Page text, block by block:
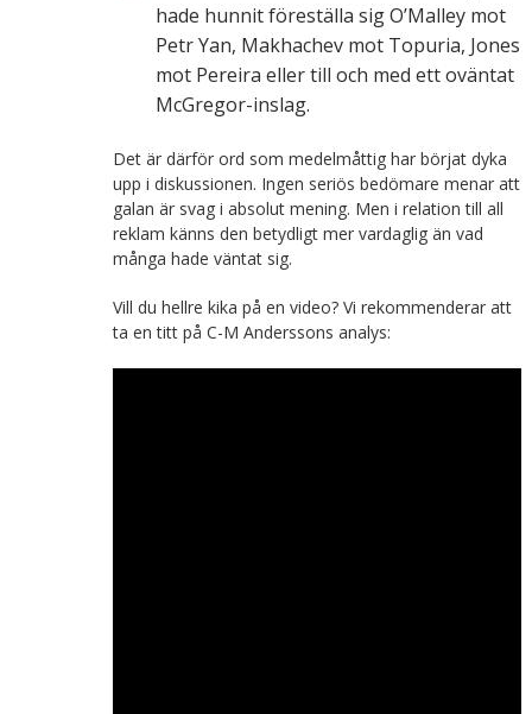
hade hunnit föreställa sig O’Malley mot
Petr Yan, Makhachev mot Topuria, Jones
mot Pereira eller till och med ett oväntat
McGregor-inslag.
Det är därför ord som medelmåttig har börjat dyka
upp i diskussionen. Ingen seriös bedömare menar att
galan är svag i absolut mening. Men i relation till all
reklam känns den betydligt mer vardaglig än vad
många hade väntat sig.
Vill du hellre kika på en video? Vi rekommenderar att
ta en titt på C-M Anderssons analys: